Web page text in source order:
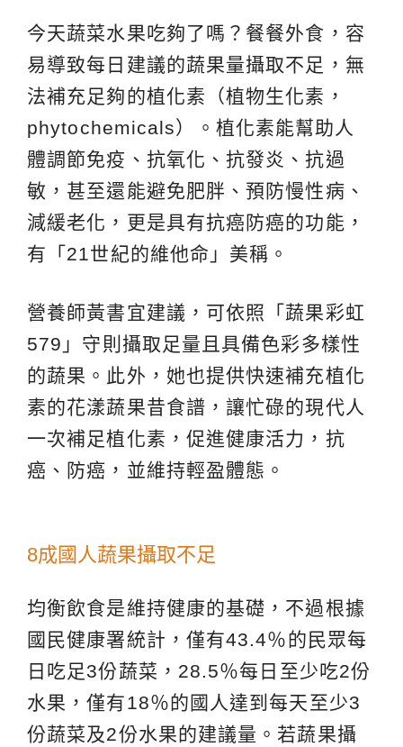
今天蔬菜水果吃夠了嗎？餐餐外食，容
易導致每日建議的蔬果量攝取不足，無
法補充足夠的植化素（植物生化素，
phytochemicals）。植化素能幫助人
體調節免疫、抗氧化、抗發炎、抗過
敏，甚至還能避免肥胖、預防慢性病、
減緩老化，更是具有抗癌防癌的功能，
有「21世紀的維他命」美稱。
營養師黃書宜建議，可依照「蔬果彩虹
579」守則攝取足量且具備色彩多樣性
的蔬果。此外，她也提供快速補充植化
素的花漾蔬果昔食譜，讓忙碌的現代人
一次補足植化素，促進健康活力，抗
癌、防癌，並維持輕盈體態。
8成國人蔬果攝取不足
均衡飲食是維持健康的基礎，不過根據
國民健康署統計，僅有43.4％的民眾每
日吃足3份蔬菜，28.5％每日至少吃2份
水果，僅有18％的國人達到每天至少3
份蔬菜及2份水果的建議量。若蔬果攝